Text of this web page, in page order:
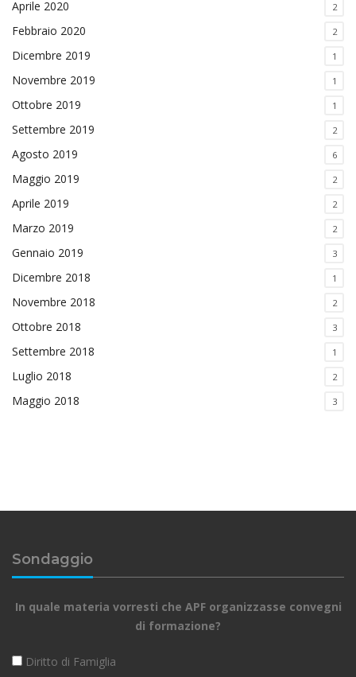
Aprile 2020 2
Febbraio 2020 2
Dicembre 2019 1
Novembre 2019 1
Ottobre 2019 1
Settembre 2019 2
Agosto 2019 6
Maggio 2019 2
Aprile 2019 2
Marzo 2019 2
Gennaio 2019 3
Dicembre 2018 1
Novembre 2018 2
Ottobre 2018 3
Settembre 2018 1
Luglio 2018 2
Maggio 2018 3
Sondaggio
In quale materia vorresti che APF organizzasse convegni
di formazione?
Diritto di Famiglia